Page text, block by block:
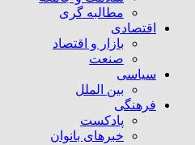
مطالبه گری
اقتصادی
بازار و اقتصاد
صنعت
سیاسی
بین الملل
فرهنگی
پادکست
خبرهای بانوان